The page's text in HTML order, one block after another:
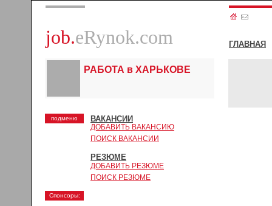
job.eRynok.com ГЛАВНАЯ
РАБОТА в ХАРЬКОВЕ
подменю ВАКАНСИИ
ДОБАВИТЬ ВАКАНСИЮ
ПОИСК ВАКАНСИИ
РЕЗЮМЕ
ДОБАВИТЬ РЕЗЮМЕ
ПОИСК РЕЗЮМЕ
Спонсоры: